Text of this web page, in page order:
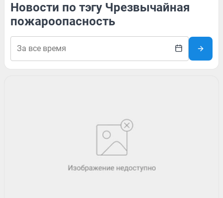
Новости по тэгу Чрезвычайная
пожароопасность